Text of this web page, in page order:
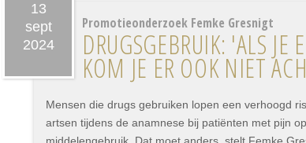
13
sept
2024
Promotieonderzoek Femke Gresnigt
DRUGSGEBRUIK: 'ALS JE
KOM JE ER OOK NIET
Mensen die drugs gebruiken lopen een verhoogd
artsen tijdens de anamnese bij patiënten met pijn